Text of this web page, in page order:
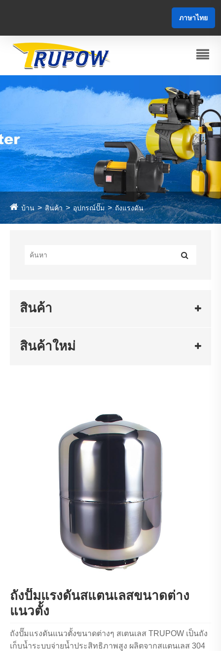
ภาษาไทย
บ้าน สินค้า อุปกรณ์ปั๊ม ถังแรงดัน
สินค้า
สินค้าใหม่
ถังปั๊มแรงดันสแตนเลสขนาดต่าง
แนวตั้ง
ถังปั๊มแรงดันแนวตั้งขนาดต่างๆ สเตนเลส TRUPOW เป็นถัง
เก็บน้ำระบบจ่ายน้ำประสิทธิภาพสูง ผลิตจากสแตนเลส 304